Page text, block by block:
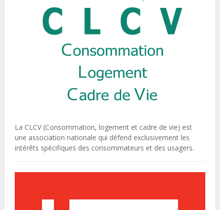
La CLCV (Consommation, logement et cadre de vie) est
une association nationale qui défend exclusivement les
intérêts spécifiques des consommateurs et des usagers.